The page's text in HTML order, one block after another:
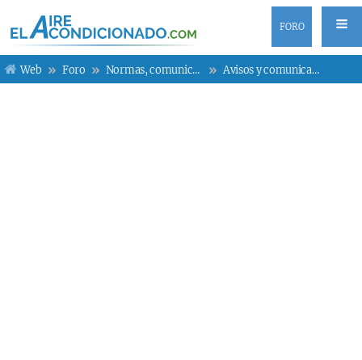
FORO
Web Foro Normas, comunicados y otros Avisos y comunicados